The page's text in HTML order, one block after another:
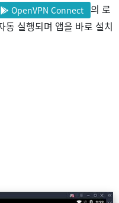
OpenVPN Connect
의 로
실행되며 앱을 바로 설치